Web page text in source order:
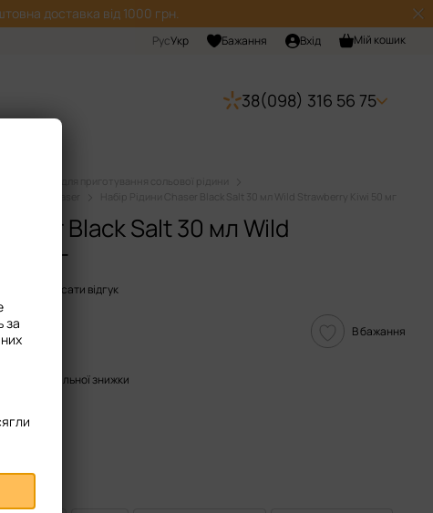
доставка від 1000 грн.
РусУкр Бажання Вхід Мій кошик
38(098) 316 56 75
Набори для приготування сольової рідини
Набір Рідини Chaser Black Salt 30 мл Wild Strawberry Kiwi 50 мг
Black Salt 30 мл Wild
50 мг
Написати відгук
В бажання
знижки
за